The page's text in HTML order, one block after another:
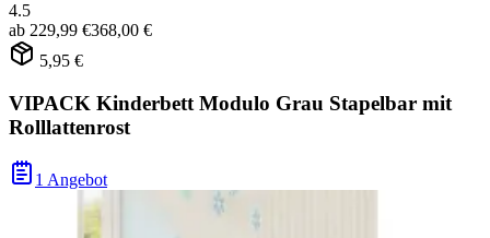
4.5
ab 229,99 €368,00 €
5,95 €
VIPACK Kinderbett Modulo Grau Stapelbar mit
Rolllattenrost
1 Angebot